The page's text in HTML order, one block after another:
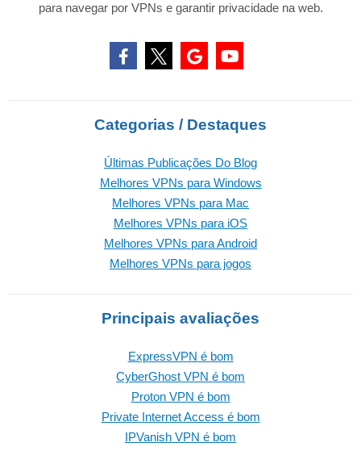
para navegar por VPNs e garantir privacidade na web.
Categorias / Destaques
Últimas Publicações Do Blog
Melhores VPNs para Windows
Melhores VPNs para Mac
Melhores VPNs para iOS
Melhores VPNs para Android
Melhores VPNs para jogos
Principais avaliações
ExpressVPN é bom
CyberGhost VPN é bom
Proton VPN é bom
Private Internet Access é bom
IPVanish VPN é bom